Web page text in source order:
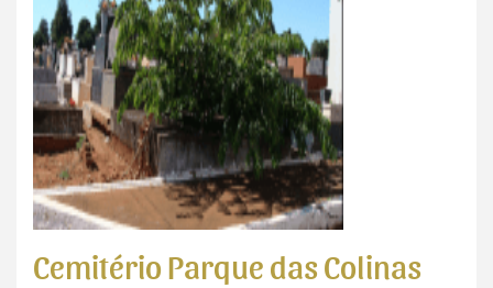
Cemitério Parque das Colinas